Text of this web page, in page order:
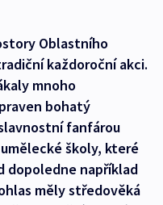
Oblastního
každoroční akci.
mnoho
bohatý
fanfárou
školy, které
dopoledne například
měly středověká